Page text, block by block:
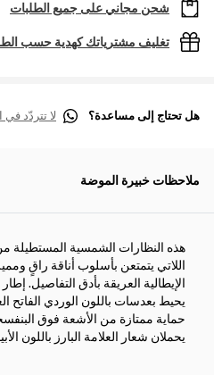
شحن مجاني على جميع الطلبات
تغليف مشترياتك كهدية حسب
هل تحتاج إلى مساعدة؟ لا تتردّد
ملاحظات خبيرة الموضة
هذه النظارات الشمسية المستطيلة من
اللاتي يتمتعن بأسلوب أناقة راقٍ
الإيطالية العريقة بأدق التفاصيل.
يحيط بعدسات باللون الوردي الفاتح
حماية ممتازة من الأشعة فوق
يحملان شعار العلامة البارز باللون